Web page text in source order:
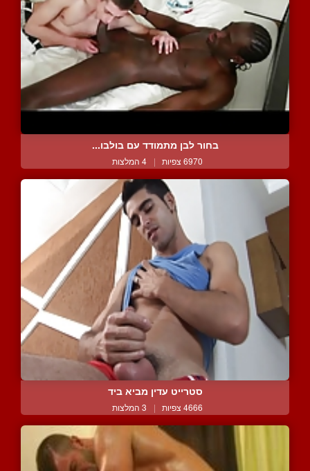
בחור לבן מתמודד עם בולבו...
6970 צפיות | 4 המלצות
סטרייט עדין מביא ביד
4666 צפיות | 3 המלצות